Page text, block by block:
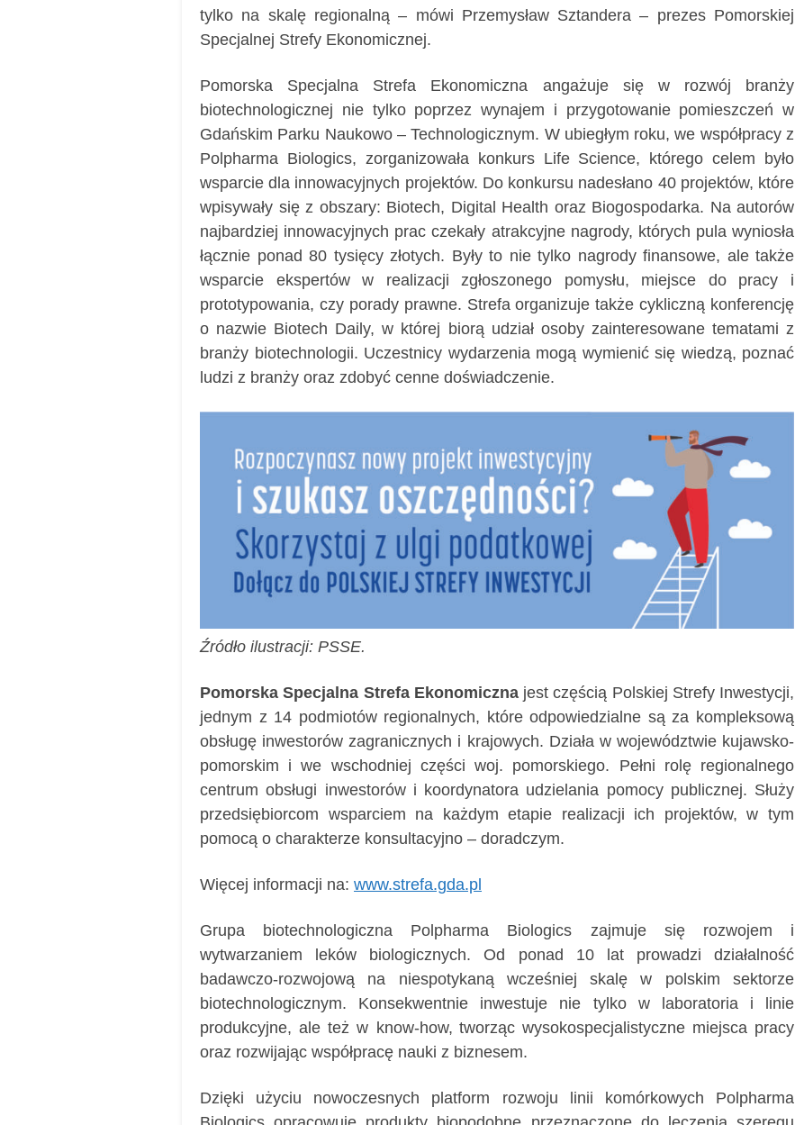
tylko na skalę regionalną – mówi Przemysław Sztandera – prezes Pomorskiej
Specjalnej Strefy Ekonomicznej.
Pomorska Specjalna Strefa Ekonomiczna angażuje się w rozwój branży
biotechnologicznej nie tylko poprzez wynajem i przygotowanie pomieszczeń w
Gdańskim Parku Naukowo – Technologicznym. W ubiegłym roku, we współpracy z
Polpharma Biologics, zorganizowała konkurs Life Science, którego celem było
wsparcie dla innowacyjnych projektów. Do konkursu nadesłano 40 projektów, które
wpisywały się z obszary: Biotech, Digital Health oraz Biogospodarka. Na autorów
najbardziej innowacyjnych prac czekały atrakcyjne nagrody, których pula wyniosła
łącznie ponad 80 tysięcy złotych. Były to nie tylko nagrody finansowe, ale także
wsparcie ekspertów w realizacji zgłoszonego pomysłu, miejsce do pracy i
prototypowania, czy porady prawne. Strefa organizuje także cykliczną konferencję
o nazwie Biotech Daily, w której biorą udział osoby zainteresowane tematami z
branży biotechnologii. Uczestnicy wydarzenia mogą wymienić się wiedzą, poznać
ludzi z branży oraz zdobyć cenne doświadczenie.
Źródło ilustracji: PSSE.
Pomorska Specjalna Strefa Ekonomicznajest częścią Polskiej Strefy Inwestycji,
jednym z 14 podmiotów regionalnych, które odpowiedzialne są za kompleksową
obsługę inwestorów zagranicznych i krajowych. Działa w województwie kujawsko-
pomorskim i we wschodniej części woj. pomorskiego. Pełni rolę regionalnego
centrum obsługi inwestorów i koordynatora udzielania pomocy publicznej. Służy
przedsiębiorcom wsparciem na każdym etapie realizacji ich projektów, w tym
pomocą o charakterze konsultacyjno – doradczym.
Więcej informacji na: www.strefa.gda.pl
Grupa biotechnologiczna Polpharma Biologics zajmuje się rozwojem i
wytwarzaniem leków biologicznych. Od ponad 10 lat prowadzi działalność
badawczo-rozwojową na niespotykaną wcześniej skalę w polskim sektorze
biotechnologicznym. Konsekwentnie inwestuje nie tylko w laboratoria i linie
produkcyjne, ale też w know-how, tworząc wysokospecjalistyczne miejsca pracy
oraz rozwijając współpracę nauki z biznesem.
Dzięki użyciu nowoczesnych platform rozwoju linii komórkowych Polpharma